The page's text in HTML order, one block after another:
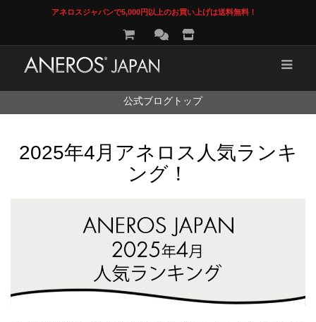
アネロスジャパンで5,000円以上のお買い上げは送料無料！
公式ブログトップ
2025年4月アネロス人気ランキ
ング！